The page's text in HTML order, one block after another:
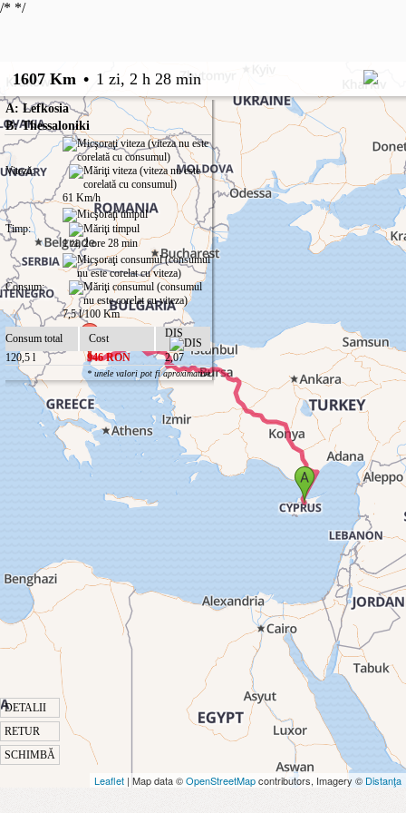
/* */
1607 Km • 1 zi, 2 h 28 min
DETALII
RETUR
SCHIMBĂ
A: Lefkosia
B: Thessaloniki
Viteză:
61 Km/h
Timp:
1 zi, 2 ore 28 min
Consum:
7,5 l/100 Km
Consum total
Cost
DIS
120,5 l
946 RON 2,07
* unele valori pot fi aproximative